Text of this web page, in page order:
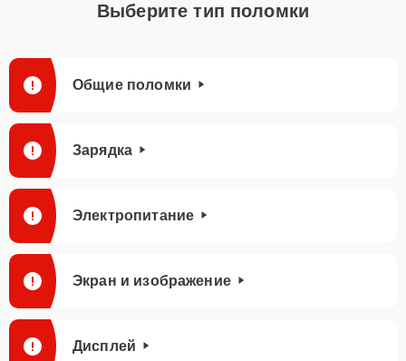
Выберите тип поломки
Общие поломки
Зарядка
Электропитание
Экран и изображение
Дисплей